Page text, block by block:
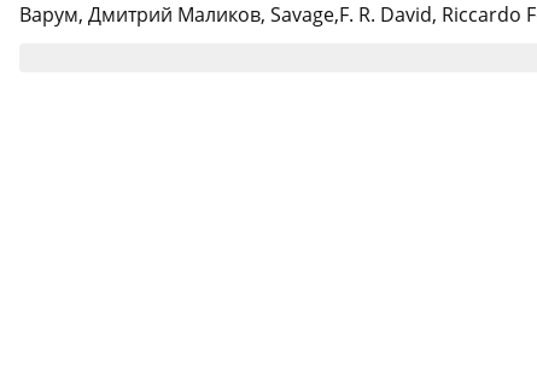
Варум, Дмитрий Маликов, Savage,F. R. David, Riccardo